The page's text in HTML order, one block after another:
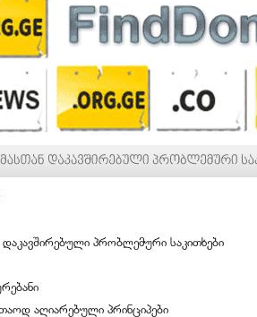
დაკავშირებული პრობლემური საკითხები
აღიარებული პრინციპები